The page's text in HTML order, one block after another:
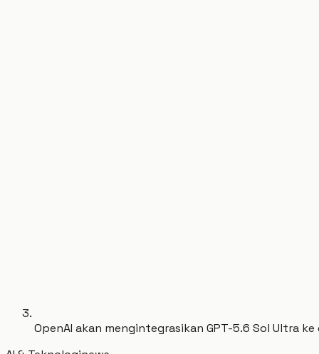
OpenAI akan mengintegrasikan GPT-5.6 Sol Ultra ke